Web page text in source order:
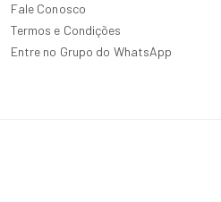
Fale Conosco
Termos e Condições
Entre no Grupo do WhatsApp